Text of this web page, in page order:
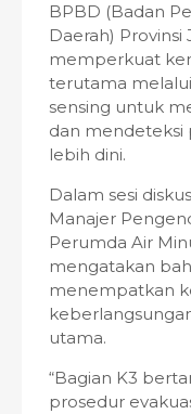
BPBD (Badan
Daerah)
memperkuat
terutama
sensing untuk
dan mendeteksi
lebih dini.
Dalam sesi
Manajer
Perumda Air
mengatakan
menempatkan
utama.
“Bagian K3
prosedur